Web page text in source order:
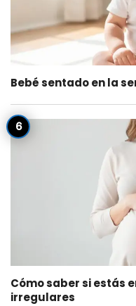
Bebé sentado en la
Cómo saber si estás
irregulares